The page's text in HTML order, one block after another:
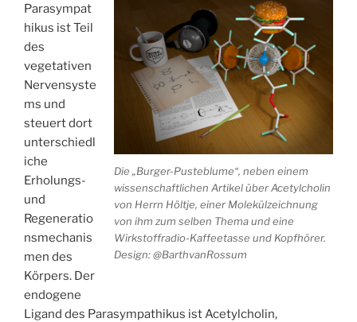
Die „Burger-Pusteblume“, neben einem
wissenschaftlichen Artikel über Acetylcholin
von Herrn Höltje, einer Molekülzeichnung
von ihm zum selben Thema und eine
Wirkstoffradio-Kaffeetasse und Kopfhörer.
Design:@BarthvanRossum
Parasympat
hikus ist Teil
des
vegetativen
Nervensyste
ms und
steuert dort
unterschiedl
iche
Erholungs-
und
Regeneratio
nsmechanis
men des
Körpers. Der
endogene
Ligand des Parasympathikus ist Acetylcholin,